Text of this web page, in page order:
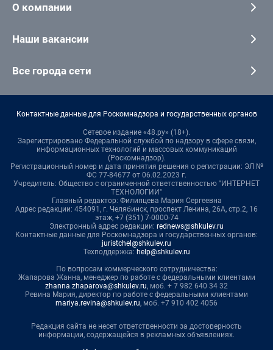
О компании
Наши вакансии
Все города сети
Контактные данные для Роскомнадзора и государственных органов
Сетевое издание «48.ру» (18+).
Зарегистрировано Федеральной службой по надзору в сфере связи,
информационных технологий и массовых коммуникаций
(Роскомнадзор).
Регистрационный номер и дата принятия решения о регистрации: ЭЛ №
ФС 77-84677 от 06.02.2023 г.
Учредитель: Общество с ограниченной ответственностью "ИНТЕРНЕТ
ТЕХНОЛОГИИ"
Главный редактор: Филипцева Мария Сергеевна
Адрес редакции: 454091, г. Челябинск, проспект Ленина, 26А, стр.2, 16
этаж, +7 (351) 7-0000-74
Электронный адрес редакции: rednews@shkulev.ru
Контактные данные для Роскомнадзора и государственных органов:
juristchel@shkulev.ru
Техподдержка: help@shkulev.ru
По вопросам коммерческого сотрудничества:
Жапарова Жанна, менеджер по работе с федеральными клиентами
zhanna.zhaparova@shkulev.ru, моб. + 7 982 640 34 32
Ревина Мария, директор по работе с федеральными клиентами
mariya.revina@shkulev.ru, моб. +7 910 402 4056
Редакция сайта не несет ответственности за достоверность
информации, содержащейся в рекламных объявлениях.